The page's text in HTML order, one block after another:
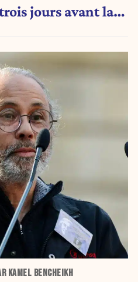
jours avant la
KAMEL BENCHEIKH